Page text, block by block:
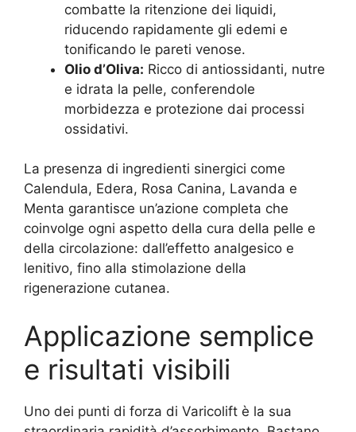
combatte la ritenzione dei liquidi,
riducendo rapidamente gli edemi e
tonificando le pareti venose.
Olio d’Oliva: Ricco di antiossidanti, nutre
e idrata la pelle, conferendole
morbidezza e protezione dai processi
ossidativi.
La presenza di ingredienti sinergici come
Calendula, Edera, Rosa Canina, Lavanda e
Menta garantisce un’azione completa che
coinvolge ogni aspetto della cura della pelle e
della circolazione: dall’effetto analgesico e
lenitivo, fino alla stimolazione della
rigenerazione cutanea.
Applicazione semplice
e risultati visibili
Uno dei punti di forza di Varicolift è la sua